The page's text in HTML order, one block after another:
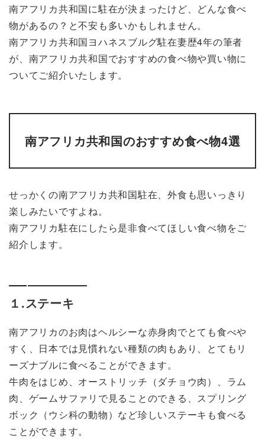
南アフリカ共和国に駐在が決まったけど、どんな食べ
物があるの？と不安も多いかもしれません。
南アフリカ共和国ヨハネスブルグ駐在妻歴4年の筆者
が、南アフリカ共和国でおすすめの食べ物や買い物に
ついてご紹介いたします。
南アフリカ共和国のおすすめ食べ物4選
せっかくの南アフリカ共和国駐在、外食も思いっきり
楽しみたいですよね。
南アフリカ駐在にしたら是非食べてほしい食べ物をご
紹介します。
１.ステーキ
南アフリカのお肉はヘルシーな赤身肉でとても食べや
すく、日本では見慣れない種類の肉もあり、とてもリ
ーズナブルに食べることができます。
牛肉をはじめ、オーストリッチ（ダチョウ肉）、ラム
肉、ゲームサファリで見ることのできる、スプリング
ボック（ウシ科の動物）など珍しいステーキも食べる
ことができます。